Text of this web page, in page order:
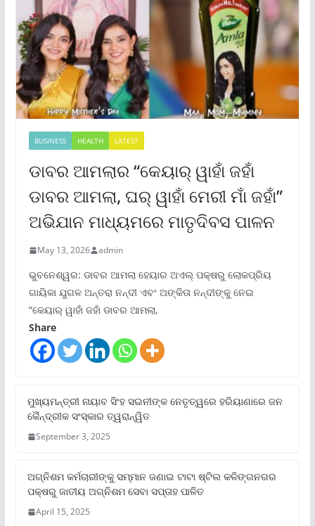
BUSINESS HEALTH LATEST
ଡାବର ଆମଲାର “କେୟାର୍ ୱାହାଁ ଜହାଁ
ଡାବର ଆମଲା, ଘର୍ ୱାହାଁ ମେରୀ ମାଁ ଜହାଁ”
ଅଭିଯାନ ମାଧ୍ୟମରେ ମାତୃଦିବସ ପାଳନ
May 13, 2026 admin
ଭୁବନେଶ୍ୱର: ଡାବର ଆମଲା ହେୟାର ଅଏଲ୍ ପକ୍ଷରୁ ଲୋକପ୍ରିୟ
ଗାୟିକା ଯୁଗଳ ଅନ୍ତରା ନନ୍ଦୀ ଏବଂ ଅଙ୍କିତା ନନ୍ଦୀଙ୍କୁ ନେଇ
“କେୟାର୍ ୱାହାଁ ଜହାଁ ଡାବର ଆମଲା,
Share
ମୁଖ୍ୟମନ୍ତ୍ରୀ ନାୟାବ ସିଂହ ସଇନୀଙ୍କ ନେତୃତ୍ୱରେ ହରିୟାଣାରେ ଜନ
କୈନ୍ଦ୍ରୀକ ସଂସ୍କାର ତ୍ୱରାନ୍ୱିତ
September 3, 2025
ଅଗ୍ନିଶମ କର୍ମଚାରୀଙ୍କୁ ସମ୍ମାନ ଜଣାଇ ଟାଟା ଷ୍ଟିଲ କଳିଙ୍ଗନଗର
ପକ୍ଷରୁ ଜାତୀୟ ଅଗ୍ନିଶମ ସେବା ସପ୍ତାହ ପାଳିତ
April 15, 2025